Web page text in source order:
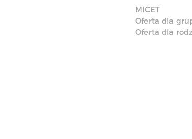
MICET
Oferta dla
Oferta dla